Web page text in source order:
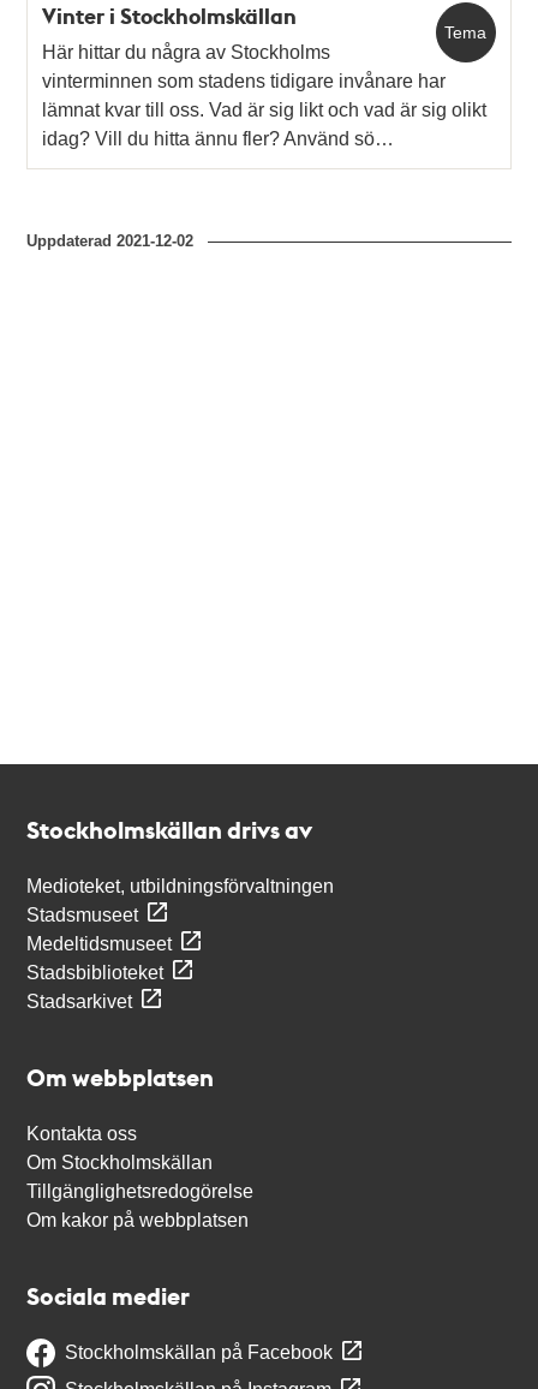
Tema
Vinter i Stockholmskällan
Här hittar du några av Stockholms
vinterminnen som stadens tidigare invånare har
lämnat kvar till oss. Vad är sig likt och vad är sig olikt
idag? Vill du hitta ännu fler? Använd sö…
Uppdaterad2021-12-02
Stockholmskällan drivs av
Medioteket, utbildningsförvaltningen
Stadsmuseet
Medeltidsmuseet
Stadsbiblioteket
Stadsarkivet
Om webbplatsen
Kontakta oss
Om Stockholmskällan
Tillgänglighetsredogörelse
Om kakor på webbplatsen
Sociala medier
Stockholmskällan på Facebook